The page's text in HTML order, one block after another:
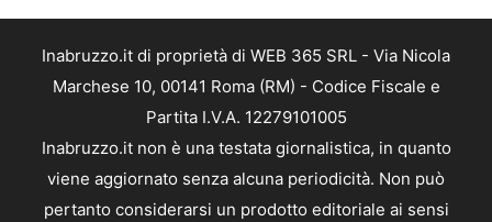
Inabruzzo.it di proprietà di WEB 365 SRL - Via Nicola
Marchese 10, 00141 Roma (RM) - Codice Fiscale e
Partita I.V.A. 12279101005
Inabruzzo.it non è una testata giornalistica, in quanto
viene aggiornato senza alcuna periodicità. Non può
pertanto considerarsi un prodotto editoriale ai sensi